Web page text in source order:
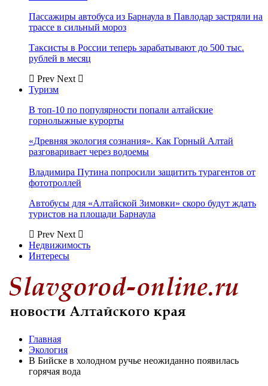
Пассажиры автобуса из Барнаула в Павлодар застряли на
трассе в сильный мороз
Таксисты в России теперь зарабатывают до 500 тыс.
рублей в месяц
Prev Next
Туризм
В топ-10 по популярности попали алтайские
горнолыжные курорты
«Древняя экология сознания». Как Горный Алтай
разговаривает через водоемы
Владимира Путина попросили защитить турагентов от
фототроллей
Автобусы для «Алтайской Зимовки» скоро будут ждать
туристов на площади Барнаула
Prev Next
Недвижимость
Интересы
Главная
Экология
В Бийске в холодном ручье неожиданно появилась
горячая вода